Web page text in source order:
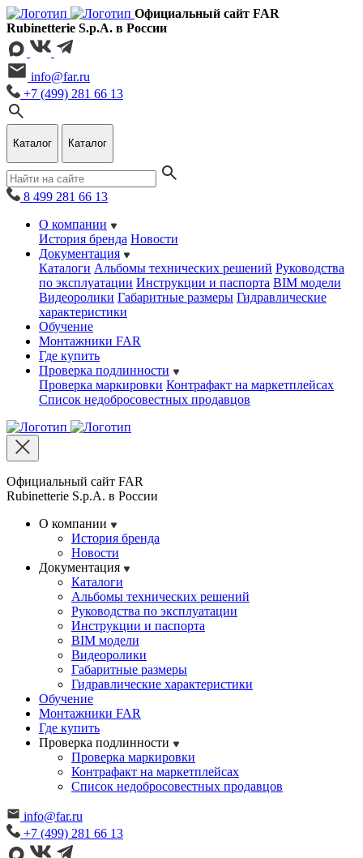
Официальный сайт FAR
Rubinetterie S.p.A. в России
info@far.ru
+7 (499) 281 66 13
Каталог Каталог
8 499 281 66 13
О компании
История бренда Новости
Документация
Каталоги Альбомы технических решений Руководства
по эксплуатации Инструкции и паспорта BIM модели
Видеоролики Габаритные размеры Гидравлические
характеристики
Обучение
Монтажники FAR
Где купить
Проверка подлинности
Проверка маркировки Контрафакт на маркетплейсах
Cписок недобросовестных продавцов
Официальный сайт FAR
Rubinetterie S.p.A. в России
О компании
История бренда
Новости
Документация
Каталоги
Альбомы технических решений
Руководства по эксплуатации
Инструкции и паспорта
BIM модели
Видеоролики
Габаритные размеры
Гидравлические характеристики
Обучение
Монтажники FAR
Где купить
Проверка подлинности
Проверка маркировки
Контрафакт на маркетплейсах
Cписок недобросовестных продавцов
info@far.ru
+7 (499) 281 66 13